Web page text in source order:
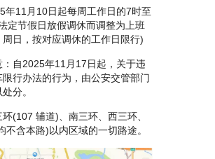
11月10日起每周工作日的7时至
定节假日放假调休而调整为上班
周日，按对应调休的工作日限行)
2025年11月17日起，关于违
限行办法的行为，由公安交管部门
分。
辅道)、南三环、西三环、
不含本路)以内区域的一切路途。